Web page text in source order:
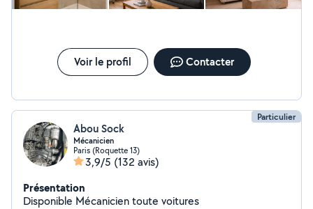
Voir le profil Contacter
Particulier
Abou Sock
Mécanicien
Paris (Roquette 13)
3,9/5 (132 avis)
Présentation
Disponible Mécanicien toute voitures